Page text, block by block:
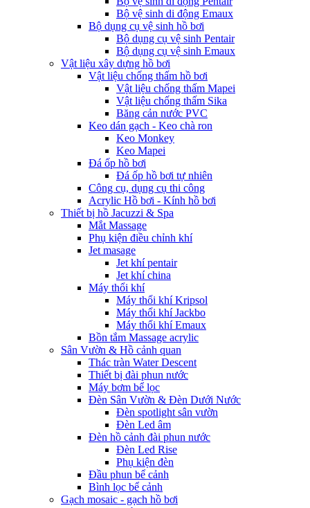
Bộ vệ sinh di động Emaux
Bộ dụng cụ vệ sinh hồ bơi
Bộ dụng cụ vệ sinh Pentair
Bộ dụng cụ vệ sinh Emaux
Vật liệu xây dựng hồ bơi
Vật liệu chống thấm hồ bơi
Vật liệu chống thấm Mapei
Vật liệu chống thấm Sika
Băng cản nước PVC
Keo dán gạch - Keo chà ron
Keo Monkey
Keo Mapei
Đá ốp hồ bơi
Đá ốp hồ bơi tự nhiên
Công cụ, dụng cụ thi công
Acrylic Hồ bơi - Kính hồ bơi
Thiết bị hồ Jacuzzi & Spa
Mắt Massage
Phụ kiện điều chỉnh khí
Jet masage
Jet khí pentair
Jet khí china
Máy thổi khí
Máy thổi khí Kripsol
Máy thổi khí Jackbo
Máy thổi khí Emaux
Bồn tắm Massage acrylic
Sân Vườn & Hồ cảnh quan
Thác tràn Water Descent
Thiết bị đài phun nước
Máy bơm bể lọc
Đèn Sân Vườn & Đèn Dưới Nước
Đèn spotlight sân vườn
Đèn Led âm
Đèn hồ cảnh đài phun nước
Đèn Led Rise
Phụ kiện đèn
Đầu phun bể cảnh
Bình lọc bể cảnh
Gạch mosaic - gạch hồ bơi